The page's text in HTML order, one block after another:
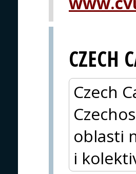
CZECH
Czech
oblasti
i